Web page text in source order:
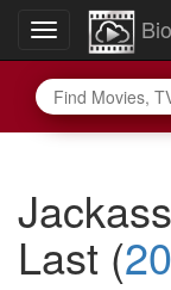
Toggle
navigation
Last (